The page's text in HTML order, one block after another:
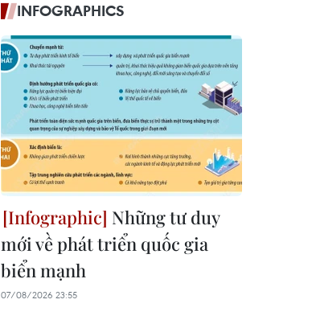
INFOGRAPHICS
Những tư duy
mới về phát triển quốc gia
biển mạnh
07/08/2026 23:55